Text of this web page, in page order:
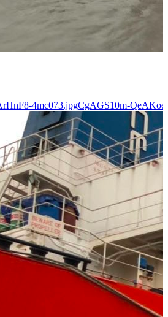
4mc073.jpgCgAGS10m-